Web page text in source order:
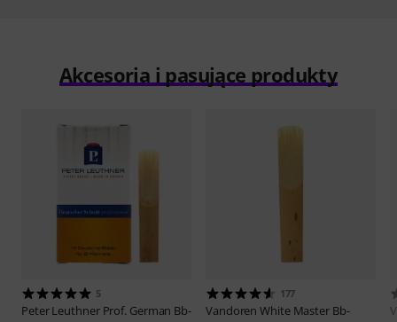
Akcesoria i pasujące produkty
5
Peter Leuthner Prof. German Bb-
177
VandorenWhite Master Bb-